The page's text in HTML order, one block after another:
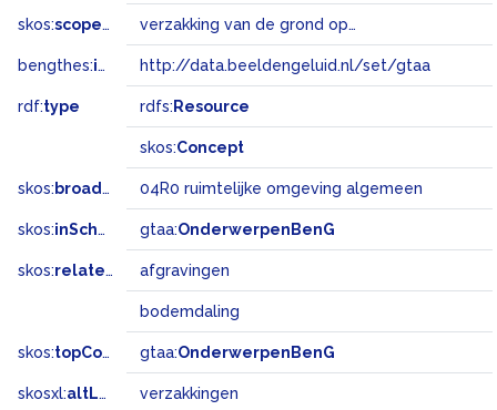
skos:scopeNote verzakking van de grond op plaatselijke schaal (in tegenstelling tot bodemdaling, die op een groter gebied betrekking heeft)
bengthes:inSet http://data.beeldengeluid.nl/set/gtaa
rdf:type rdfs: Resource
skos:Concept
skos: broadMatch 04R0 ruimtelijke omgeving algemeen
skos:inScheme gtaa:OnderwerpenBenG
skos:related afgravingen
bodemdaling
skos:topConceptOf gtaa:OnderwerpenBenG
skosxl:altLabel verzakkingen